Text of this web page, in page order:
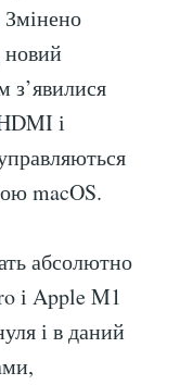
Змінено
новий
з’явилися
і
macOS.
абсолютно
і Apple M1
і в даний